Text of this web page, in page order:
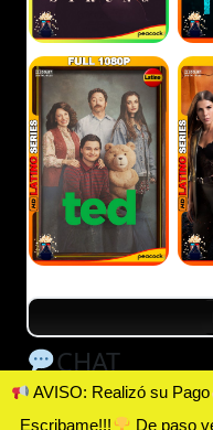
AVISO: Realizó su Pago
Escribame!!!
De paso
CHAT